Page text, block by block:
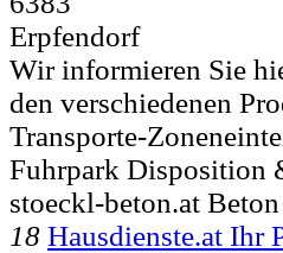
Erpfendorf
Wir informieren Sie
den verschiedenen
Transporte-
Fuhrpark Disposition
stoeckl-beton.at
18 Hausdienste.at Ihr